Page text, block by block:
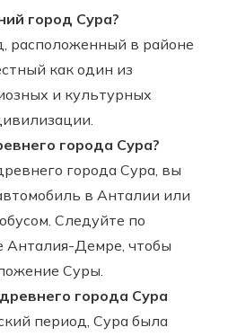
город Сура?
расположенный в районе
как один из
и культурных
города Сура?
города Сура, вы
в Анталии или
Следуйте по
Анталия-Демре, чтобы
Суры.
города Сура
период, Сура была